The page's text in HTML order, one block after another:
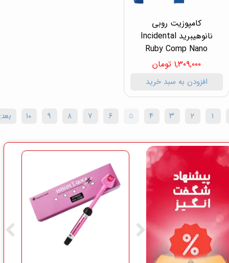
کامپوزیت روبی
نانوهیبرید Incidental
Ruby Comp Nano
۱,۳۰۹,۰۰۰ تومان
افزودن به سبد خرید
۱ ۲ ۳ ۴ ۵ ۶ ۷ ۸ ۹ ۱۰